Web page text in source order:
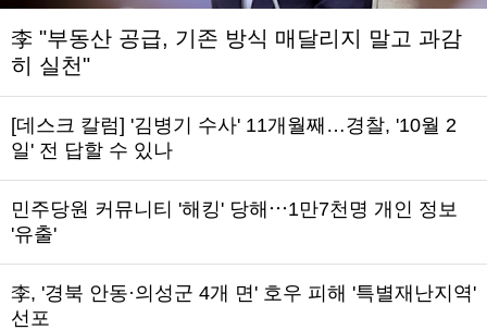
李 "부동산 공급, 기존 방식 매달리지 말고 과감
히 실천"
[데스크 칼럼] '김병기 수사' 11개월째…경찰, '10월 2
일' 전 답할 수 있나
민주당원 커뮤니티 '해킹' 당해⋯1만7천명 개인 정보
'유출'
李, '경북 안동·의성군 4개 면' 호우 피해 '특별재난지역'
선포